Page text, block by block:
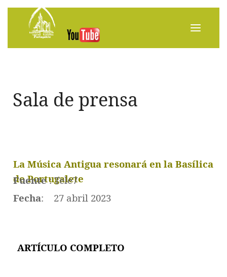
Sala de prensa
La Música Antigua resonará en la Basílica
de Portugalete
Fuente: Tele7
Fecha: 27 abril 2023
ARTÍCULO COMPLETO